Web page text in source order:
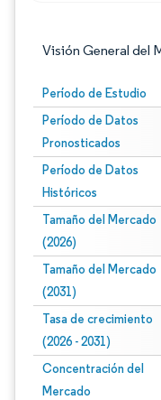
Visión General del
Período de Estudio
Período de Datos
Pronosticados
Período de Datos
Históricos
Tamaño del Mercado
(2026)
Tamaño del Mercado
(2031)
Tasa de crecimiento
(2026 - 2031)
Concentración del
Mercado